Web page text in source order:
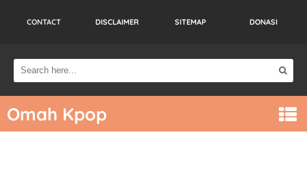
CONTACT DISCLAIMER SITEMAP DONASI
Omah Kpop